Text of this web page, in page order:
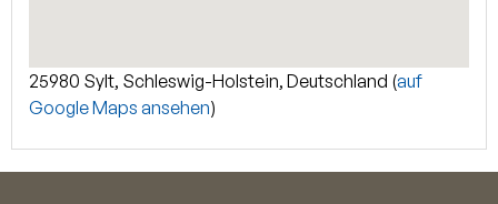
25980 Sylt, Schleswig-Holstein, Deutschland (auf
Google Maps ansehen)